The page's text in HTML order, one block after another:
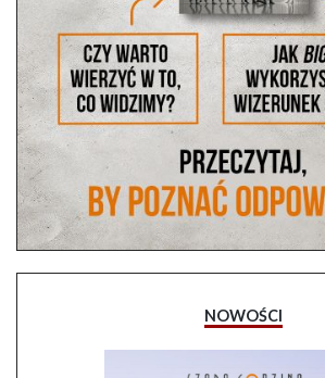
NOWOŚCI